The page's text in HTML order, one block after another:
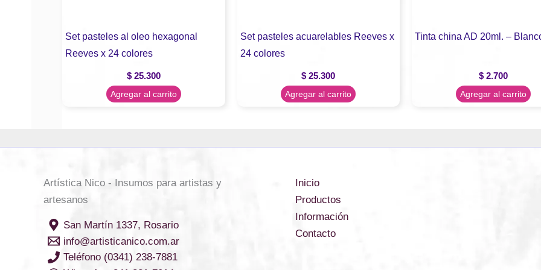
Set pasteles al oleo hexagonal
Reeves x 24 colores
$25.300
Agregar al carrito
Set pasteles acuarelables Reeves x
24 colores
$ 25.300
Agregar al carrito
Tinta china AD 20ml. –
$2.700
Agregar al carrito
Artística Nico - Insumos para artistas y
artesanos
San Martín 1337, Rosario
info@artisticanico.com.ar
Teléfono (0341) 238-7881
Inicio
Productos
Información
Contacto